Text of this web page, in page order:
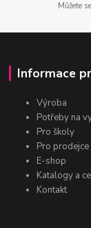
Můžete
Informace
Výroba
Potřeby na
Pro školy
Pro prodejce
E-shop
Katalogy a
Kontakt